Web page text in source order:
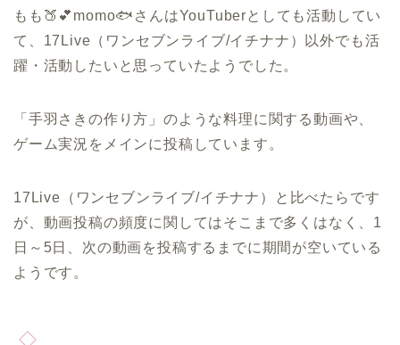
もも🍑💕momo🐟さんはYouTuberとしても活動してい
て、17Live（ワンセブンライブ/イチナナ）以外でも活
躍・活動したいと思っていたようでした。
「手羽さきの作り方」のような料理に関する動画や、
ゲーム実況をメインに投稿しています。
17Live（ワンセブンライブ/イチナナ）と比べたらです
が、動画投稿の頻度に関してはそこまで多くはなく、1
日～5日、次の動画を投稿するまでに期間が空いている
ようです。